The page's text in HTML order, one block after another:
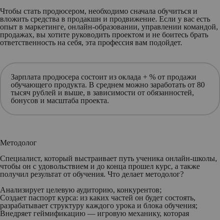
Чтобы стать продюсером, необходимо сначала обучиться и
вложить средства в продакшн и продвижение. Если у вас есть
опыт в маркетинге, онлайн-образовании, управлении командой,
продажах, вы хотите руководить проектом и не боитесь брать
ответственность на себя, эта профессия вам подойдет.
Зарплата продюсера состоит из оклада + % от продажи
обучающего продукта. В среднем можно заработать от 80
тысяч рублей и выше, в зависимости от обязанностей,
бонусов и масштаба проекта.
Методолог
Специалист, который выстраивает путь ученика онлайн-школы,
чтобы он с удовольствием и до конца прошел курс, а также
получил результат от обучения. Что делает методолог?
Анализирует целевую аудиторию, конкурентов;
Создает паспорт курса: из каких частей он будет состоять,
разрабатывает структуру каждого урока и блока обучения;
Внедряет геймификацию — игровую механику, которая